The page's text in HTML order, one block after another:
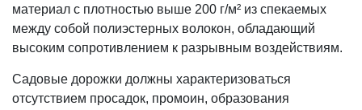
материал с плотностью выше 200 г/м² из спекаемых
между собой полиэстерных волокон, обладающий
высоким сопротивлением к разрывным воздействиям.
Садовые дорожки должны характеризоваться
отсутствием просадок, промоин, образования